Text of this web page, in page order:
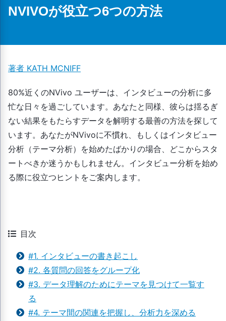
NVIVOが役立つ6つの方法
著者 KATH MCNIFF
80%近くのNVivo ユーザーは、インタビューの分析に多
忙な日々を過ごしています。あなたと同様、彼らは揺るぎ
ない結果をもたらすデータを解明する最善の方法を探して
います。あなたがNVivoに不慣れ、もしくはインタビュー
分析（テーマ分析）を始めたばかりの場合、どこからスタ
ートべきか迷うかもしれません。インタビュー分析を始め
る際に役立つヒントをご案内します。
目次
#1. インタビューの書き起こし
#2. 各質問の回答をグループ化
#3. データ理解のためにテーマを見つけて一覧す
る
#4. テーマ間の関連を把握し、分析力を深める